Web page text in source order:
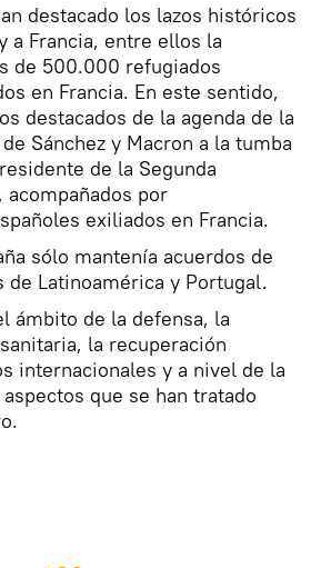
destacado los lazos históricos
a Francia, entre ellos la
de 500.000 refugiados
en Francia. En este sentido,
destacados de la agenda de la
Sánchez y Macron a la tumba
de la Segunda
acompañados por
exiliados en Francia.
sólo mantenía acuerdos de
de Latinoamérica y Portugal.
ámbito de la defensa, la
la recuperación
internacionales y a nivel de la
que se han tratado